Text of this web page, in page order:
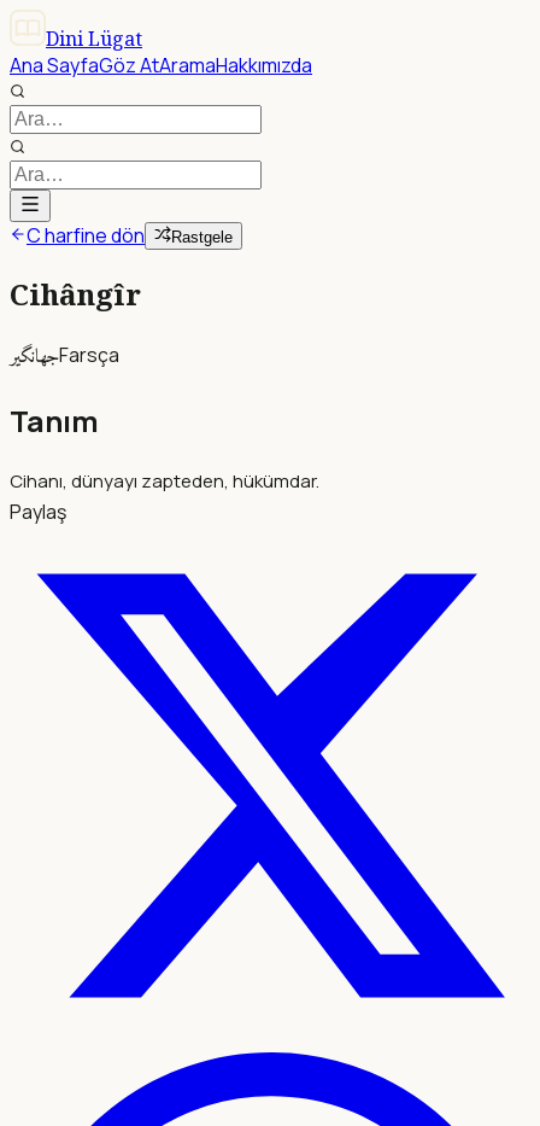
Dini Lügat
Ana SayfaGöz AtAramaHakkımızda
C harfine dön Rastgele
Cihângîr
جهانگيرFarsça
Tanım
Cihanı, dünyayı zapteden, hükümdar.
Paylaş